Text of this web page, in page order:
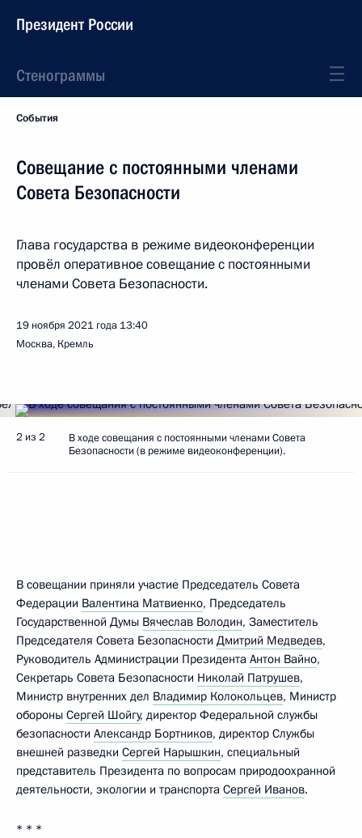
Президент России
Стенограммы
События
Совещание с постоянными членами
Совета Безопасности
Глава государства в режиме видеоконференции
провёл оперативное совещание с постоянными
членами Совета Безопасности.
19 ноября 2021 года 13:40
Москва, Кремль
2 из 2
В ходе совещания с постоянными членами Совета
Безопасности (в режиме видеоконференции).
В совещании приняли участие Председатель Совета
Федерации Валентина Матвиенко, Председатель
Государственной Думы Вячеслав Володин, Заместитель
Председателя Совета Безопасности Дмитрий Медведев,
Руководитель Администрации Президента Антон Вайно,
Секретарь Совета Безопасности Николай Патрушев,
Министр внутренних дел Владимир Колокольцев, Министр
обороны Сергей Шойгу, директор Федеральной службы
безопасности Александр Бортников, директор Службы
внешней разведки Сергей Нарышкин, специальный
представитель Президента по вопросам природоохранной
деятельности, экологии и транспорта Сергей Иванов.
* * *